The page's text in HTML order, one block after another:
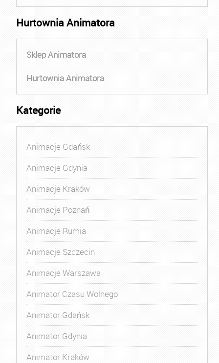
Hurtownia Animatora
Sklep Animatora
Hurtownia Animatora
Kategorie
Animacje Gdańsk
Animacje Gdynia
Animacje Kraków
Animacje Poznań
Animacje Rumia
Animacje Szczecin
Animacje Warszawa
Animator Czasu Wolnego
Animator Gdańsk
Animator Gdynia
Animator Kraków